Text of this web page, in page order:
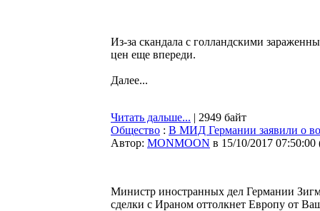
Из-за скандала с голландскими
цен еще впереди.
Далее...
Читать дальше... | 2949 байт
Общество : В МИД Германии заявили о
Автор: MONMOON в 15/10/2017 07:50:00
Министр иностранных дел Германии
сделки с Ираном оттолкнет Европу от